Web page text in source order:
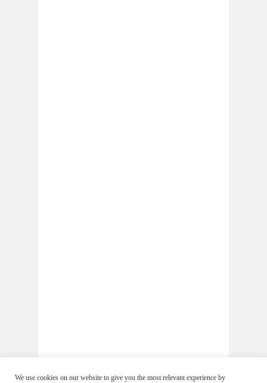
We use cookies on our website to give you the most relevant experience by